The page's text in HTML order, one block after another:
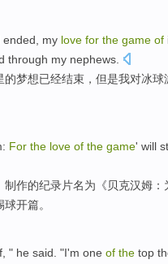
ended , my love for the game of
through my nephews
的梦想已经结束 ，但是我对冰球
: For the love of the game' will
制作的纪录片名为《贝克汉姆 ：
球开篇。
" he said. "I'm one of the top